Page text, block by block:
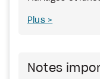
Plus
Notes